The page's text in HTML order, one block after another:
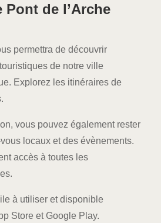
Pont de l’Arche
permettra de découvrir
de notre ville
Explorez les itinéraires de
vous pouvez également rester
locaux et des évènements.
accès à toutes les
à utiliser et disponible
Store et Google Play.